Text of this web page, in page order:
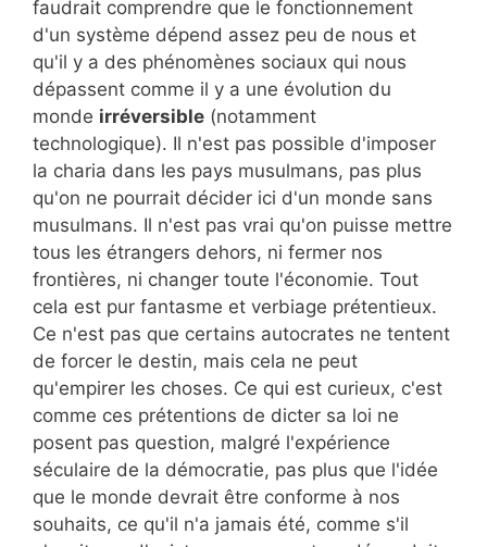
faudrait comprendre que le fonctionnement
d'un système dépend assez peu de nous et
qu'il y a des phénomènes sociaux qui nous
dépassent comme il y a une évolution du
monde irréversible (notamment
technologique). Il n'est pas possible d'imposer
la charia dans les pays musulmans, pas plus
qu'on ne pourrait décider ici d'un monde sans
musulmans. Il n'est pas vrai qu'on puisse mettre
tous les étrangers dehors, ni fermer nos
frontières, ni changer toute l'économie. Tout
cela est pur fantasme et verbiage prétentieux.
Ce n'est pas que certains autocrates ne tentent
de forcer le destin, mais cela ne peut
qu'empirer les choses. Ce qui est curieux, c'est
comme ces prétentions de dicter sa loi ne
posent pas question, malgré l'expérience
séculaire de la démocratie, pas plus que l'idée
que le monde devrait être conforme à nos
souhaits, ce qu'il n'a jamais été, comme s'il